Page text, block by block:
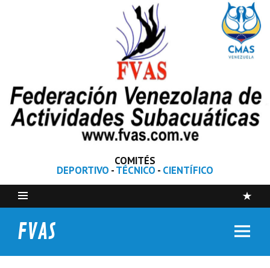
COMITÉS
DEPORTIVO -TÉCNICO - CIENTÍFICO
FVAS